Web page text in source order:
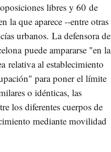
libres y 60 de
la que aparece --entre otras
urbanos. La defensora de
puede ampararse "en la
relativa al establecimiento
para poner el límite
o idénticas, las
los diferentes cuerpos de
mediante movilidad